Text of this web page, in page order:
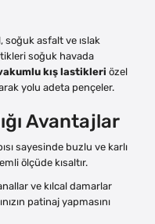
soğuk asfalt ve ıslak
soğuk havada
kış lastikleri özel
yolu adeta pençeler.
Avantajlar
sayesinde buzlu ve karlı
ölçüde kısaltır.
ve kılcal damarlar
patinaj yapmasını